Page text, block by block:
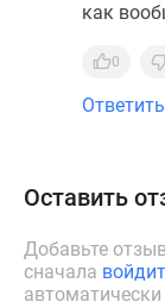
как
0
Ответить
Оставить
Добавьте
сначала